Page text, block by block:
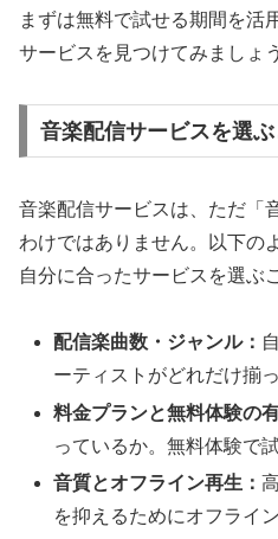
まずは無料で試せる期間を活
サービスを見つけてみましょ
音楽配信サービスを選
音楽配信サービスは、ただ「
わけではありません。以下の
自分に合ったサービスを選ぶ
配信楽曲数・ジャンル：
ーティストがどれだけ揃
料金プランと無料体験の
っているか。無料体験で
音質とオフライン再生：
を抑えるためにオフライ